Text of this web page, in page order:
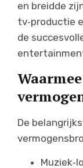
en breidde
tv‑productie
de
De